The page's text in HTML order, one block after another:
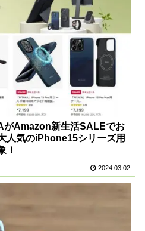
がAmazon新生活SALEでお
人気のiPhone15シリーズ用
！
2024.03.02